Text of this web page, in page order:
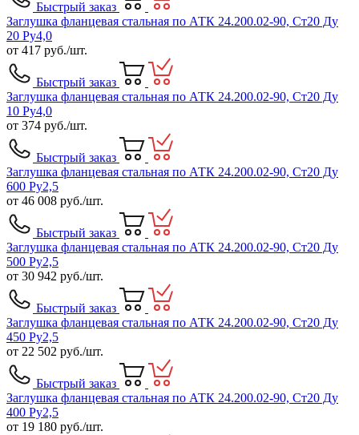
Быстрый заказ
Заглушка фланцевая стальная по АТК 24.200.02-90, Ст20 Ду
20 Ру4,0
от 417 руб./шт.
Быстрый заказ
Заглушка фланцевая стальная по АТК 24.200.02-90, Ст20 Ду
10 Ру4,0
от 374 руб./шт.
Быстрый заказ
Заглушка фланцевая стальная по АТК 24.200.02-90, Ст20 Ду
600 Ру2,5
от 46 008 руб./шт.
Быстрый заказ
Заглушка фланцевая стальная по АТК 24.200.02-90, Ст20 Ду
500 Ру2,5
от 30 942 руб./шт.
Быстрый заказ
Заглушка фланцевая стальная по АТК 24.200.02-90, Ст20 Ду
450 Ру2,5
от 22 502 руб./шт.
Быстрый заказ
Заглушка фланцевая стальная по АТК 24.200.02-90, Ст20 Ду
400 Ру2,5
от 19 180 руб./шт.